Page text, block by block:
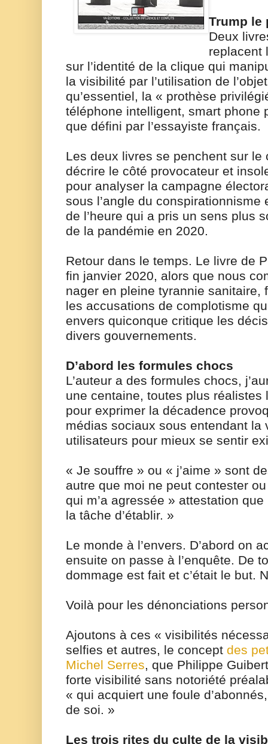
Trump le
Deux
replacent
sur l’identité de la clique qui
la visibilité par l’utilisation de
qu’essentiel, la « prothèse
téléphone intelligent, smart phone
que défini par l’essayiste français.
Les deux livres se penchent sur le
décrire le côté provocateur et
pour analyser la campagne
sous l’angle du
de l’heure qui a pris un sens plus
de la pandémie en 2020.
Retour dans le temps. Le livre de
fin janvier 2020, alors que nous
nager en pleine tyrannie sanitaire,
les accusations de complotisme
envers quiconque critique les
divers gouvernements.
D’abord les formules chocs
L’auteur a des formules chocs,
une centaine, toutes plus réalistes
pour exprimer la décadence
médias sociaux sous entendant la
utilisateurs pour mieux se sentir
« Je souffre » ou « j’aime » sont
autre que moi ne peut contester
qui m’a agressée » attestation
la tâche d’établir. »
Le monde à l’envers. D’abord on
ensuite on passe à l’enquête. De
dommage est fait et c’était le but.
Voilà pour les dénonciations
Ajoutons à ces « visibilités
selfies et autres, le concept des
Michel Serres, que Philippe
forte visibilité sans notoriété
« qui acquiert une foule
de soi. »
Les trois rites du culte de la